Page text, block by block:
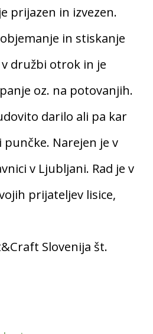
prijazen in izvezen.
in stiskanje
družbi otrok in je
oz. na potovanjih.
darilo ali pa kar
Narejen je v
v Ljubljani. Rad je v
prijateljev lisice,
Slovenija št.